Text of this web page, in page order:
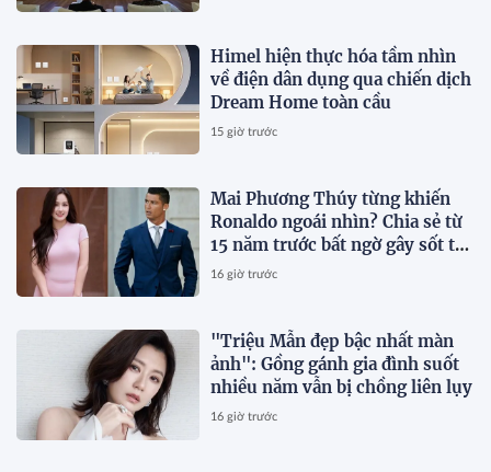
Himel hiện thực hóa tầm nhìn
về điện dân dụng qua chiến dịch
Dream Home toàn cầu
15 giờ trước
Mai Phương Thúy từng khiến
Ronaldo ngoái nhìn? Chia sẻ từ
15 năm trước bất ngờ gây sốt trở
lại
16 giờ trước
"Triệu Mẫn đẹp bậc nhất màn
ảnh": Gồng gánh gia đình suốt
nhiều năm vẫn bị chồng liên lụy
16 giờ trước